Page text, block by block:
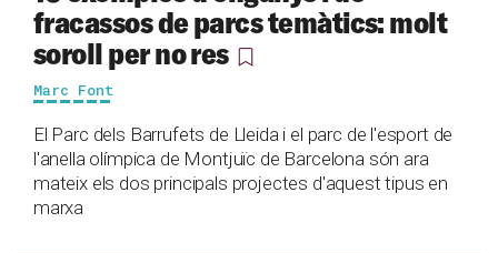
fracassos de parcs temàtics: molt
soroll per no res
Marc Font
El Parc dels Barrufets de Lleida i el parc de l'esport de
l'anella olímpica de Montjuïc de Barcelona són ara
mateix els dos principals projectes d'aquest tipus en
marxa